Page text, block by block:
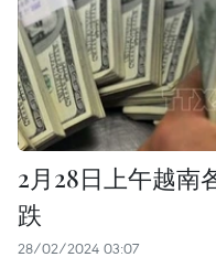
2月28日上午越南
跌
28/02/2024 03:07